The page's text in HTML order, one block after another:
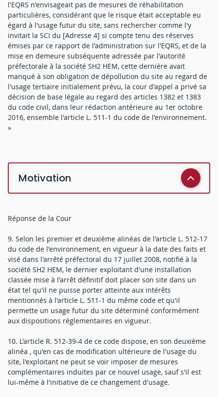
l'EQRS n'envisageait pas de mesures de réhabilitation
particulières, considérant que le risque était acceptable eu
égard à l'usage futur du site, sans rechercher comme l'y
invitait la SCI du [Adresse 4] si compte tenu des réserves
émises par ce rapport de l'administration sur l'EQRS, et de la
mise en demeure subséquente adressée par l'autorité
préfectorale à la société SH2 HEM, cette dernière avait
manqué à son obligation de dépollution du site au regard de
l'usage tertiaire initialement prévu, la cour d'appel a privé sa
décision de base légale au regard des articles 1382 et 1383
du code civil, dans leur rédaction antérieure au 1er octobre
2016, ensemble l'article L. 511-1 du code de l'environnement.
»
Motivation
Réponse de la Cour
9. Selon les premier et deuxième alinéas de l'article L. 512-17
du code de l'environnement, en vigueur à la date des faits et
visé dans l'arrêté préfectoral du 17 juillet 2008, notifié à la
société SH2 HEM, le dernier exploitant d'une installation
classée mise à l'arrêt définitif doit placer son site dans un
état tel qu'il ne puisse porter atteinte aux intérêts
mentionnés à l'article L. 511-1 du même code et qu'il
permette un usage futur du site déterminé conformément
aux dispositions réglementaires en vigueur.
10. L'article R. 512-39-4 de ce code dispose, en son deuxième
alinéa , qu'en cas de modification ultérieure de l'usage du
site, l'exploitant ne peut se voir imposer de mesures
complémentaires induites par ce nouvel usage, sauf s'il est
lui-même à l'initiative de ce changement d'usage.